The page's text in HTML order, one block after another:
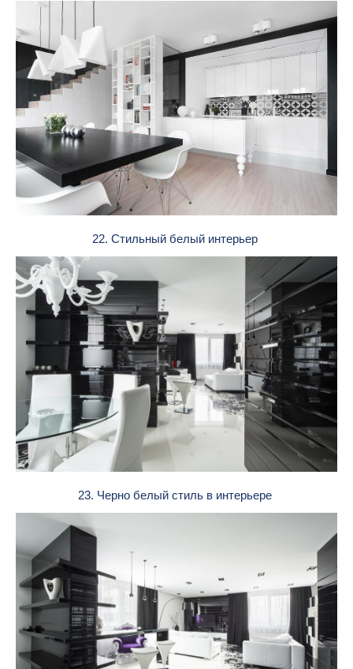
22. Стильный белый интерьер
23. Черно белый стиль в интерьере